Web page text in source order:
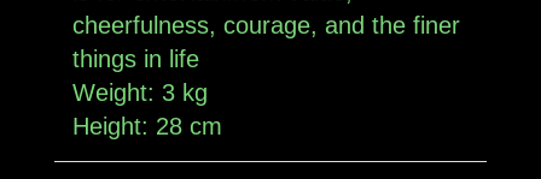
cheerfulness, courage, and the finer
things in life
Weight: 3 kg
Height: 28 cm